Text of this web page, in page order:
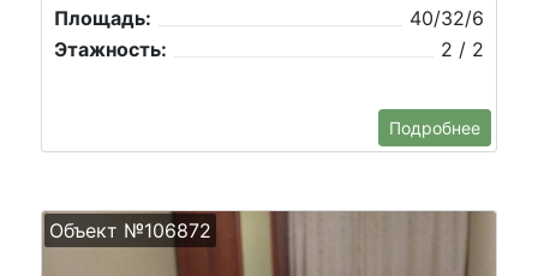
Площадь:
40/32/6
Этажность:
2 / 2
Подробнее
Объект №106872